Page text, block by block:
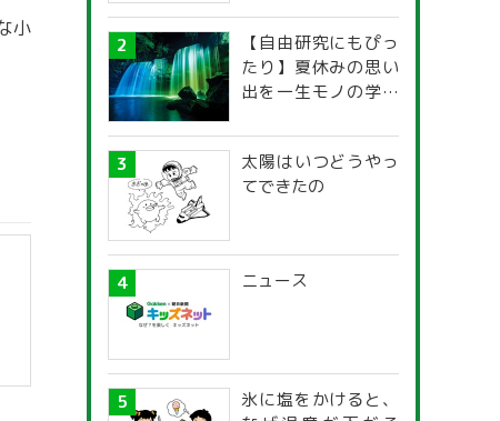
小
【自由研究にもぴっ
たり】夏休みの思い
出を一生モノの学び
探究ガイド
太陽はいつどうやっ
てできたの
ニュース
氷に塩をかけると、